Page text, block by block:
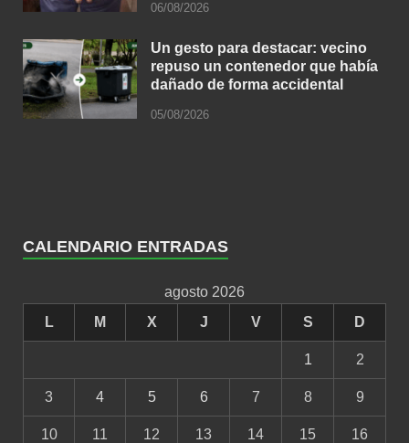
06/08/2026
Un gesto para destacar: vecino
repuso un contenedor que había
dañado de forma accidental
05/08/2026
CALENDARIO ENTRADAS
agosto 2026
L
M X J V S D
1 2
3 4 5 6 7 8 9
10 11 12 13 14 15 16